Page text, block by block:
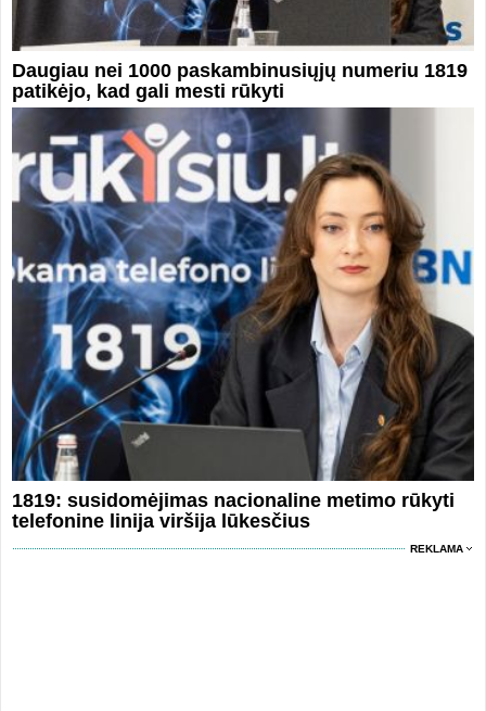
Daugiau nei 1000 paskambinusiųjų numeriu 1819
patikėjo, kad gali mesti rūkyti
1819: susidomėjimas nacionaline metimo rūkyti
telefonine linija viršija lūkesčius
REKLAMA